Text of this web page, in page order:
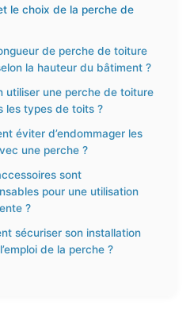
le choix de la perche de
de perche de toiture
la hauteur du bâtiment ?
utiliser une perche de toiture
les types de toits ?
éviter d’endommager les
une perche ?
sont
pour une utilisation
?
sécuriser son installation
de la perche ?